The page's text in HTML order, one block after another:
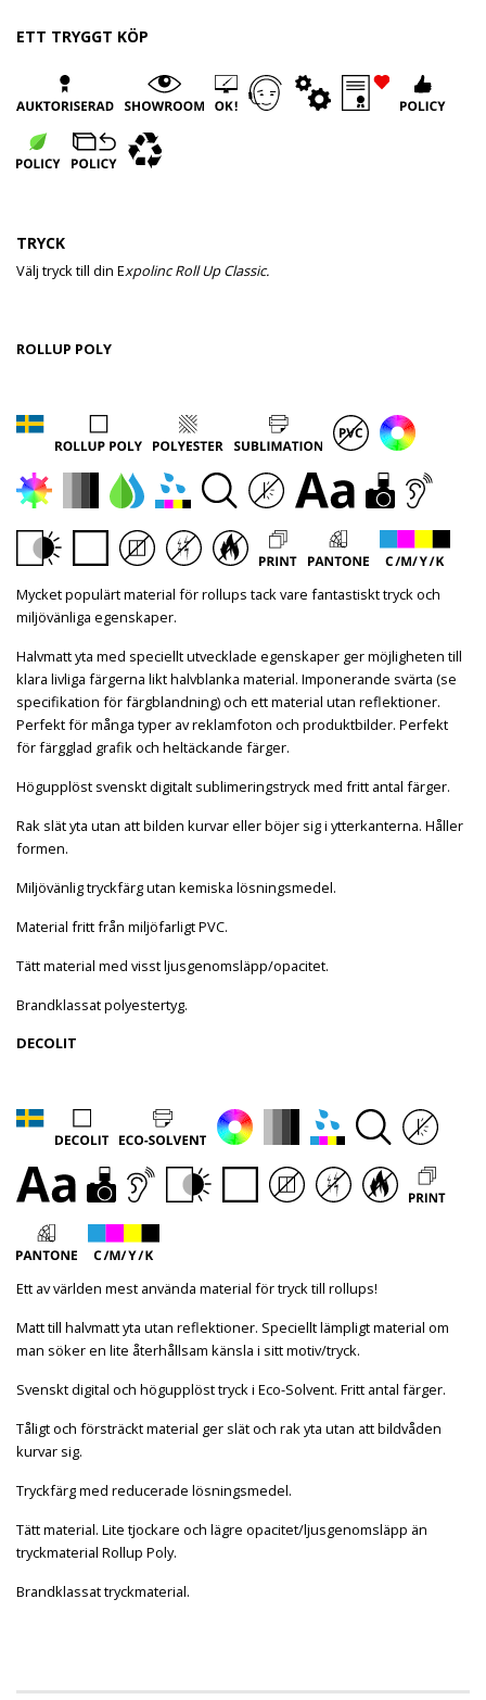
ETT TRYGGT KÖP
TRYCK
Välj tryck till din Expolinc Roll Up Classic.
ROLLUP POLY
Mycket populärt material för rollups tack vare fantastiskt tryck och
miljövänliga egenskaper.
Halvmatt yta med speciellt utvecklade egenskaper ger möjligheten till
klara livliga färgerna likt halvblanka material. Imponerande svärta (se
specifikation för färgblandning) och ett material utan reflektioner.
Perfekt för många typer av reklamfoton och produktbilder. Perfekt
för färgglad grafik och heltäckande färger.
Högupplöst svenskt digitalt sublimeringstryck med fritt antal färger.
Rak slät yta utan att bilden kurvar eller böjer sig i ytterkanterna. Håller
formen.
Miljövänlig tryckfärg utan kemiska lösningsmedel.
Material fritt från miljöfarligt PVC.
Tätt material med visst ljusgenomsläpp/opacitet.
Brandklassat polyestertyg.
DECOLIT
Ett av världen mest använda material för tryck till rollups!
Matt till halvmatt yta utan reflektioner. Speciellt lämpligt material om
man söker en lite återhållsam känsla i sitt motiv/tryck.
Svenskt digital och högupplöst tryck i Eco-Solvent. Fritt antal färger.
Tåligt och försträckt material ger slät och rak yta utan att bildvåden
kurvar sig.
Tryckfärg med reducerade lösningsmedel.
Tätt material. Lite tjockare och lägre opacitet/ljusgenomsläpp än
tryckmaterial Rollup Poly.
Brandklassat tryckmaterial.